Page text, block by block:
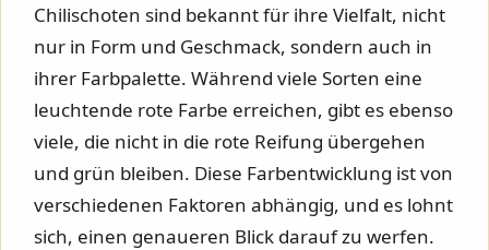
Chilischoten sind bekannt für ihre Vielfalt, nicht
nur in Form und Geschmack, sondern auch in
ihrer Farbpalette. Während viele Sorten eine
leuchtende rote Farbe erreichen, gibt es ebenso
viele, die nicht in die rote Reifung übergehen
und grün bleiben. Diese Farbentwicklung ist von
verschiedenen Faktoren abhängig, und es lohnt
sich, einen genaueren Blick darauf zu werfen.